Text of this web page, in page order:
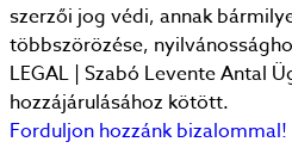
szerzői jog védi, annak
többszörözése,
LEGAL | Szabó Levente Antal
hozzájárulásához kötött.
Forduljon hozzánk bizalommal!